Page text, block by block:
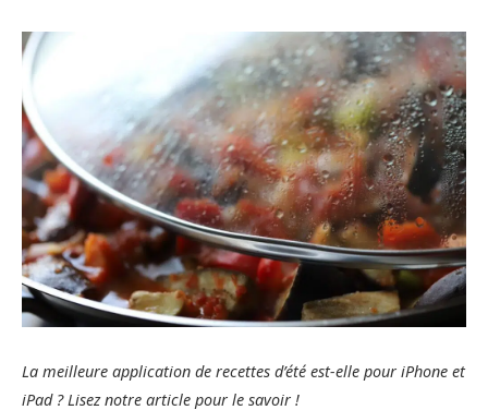
La meilleure application de recettes d’été est-elle pour iPhone et
iPad ? Lisez notre article pour le savoir !